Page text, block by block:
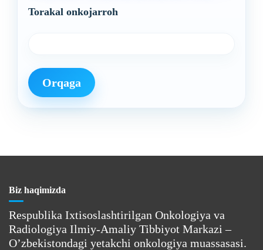
Torakal onkojarroh
Orqaga
Biz haqimizda
Respublika Ixtisoslashtirilgan Onkologiya va
Radiologiya Ilmiy-Amaliy Tibbiyot Markazi –
O’zbekistondagi yetakchi onkologiya muassasasi.